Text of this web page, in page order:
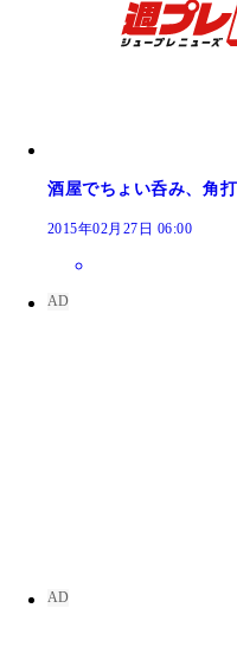
酒屋でちょい呑み、角
2015年02月27日 06:00